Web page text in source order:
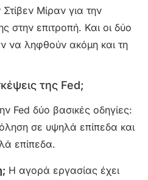
Μίραν για την
στην επιτροπή. Και οι δύο
να ληφθούν ακόμη και τη
της Fed;
Fed δύο βασικές οδηγίες:
σε υψηλά επίπεδα και
επίπεδα.
Η αγορά εργασίας έχει